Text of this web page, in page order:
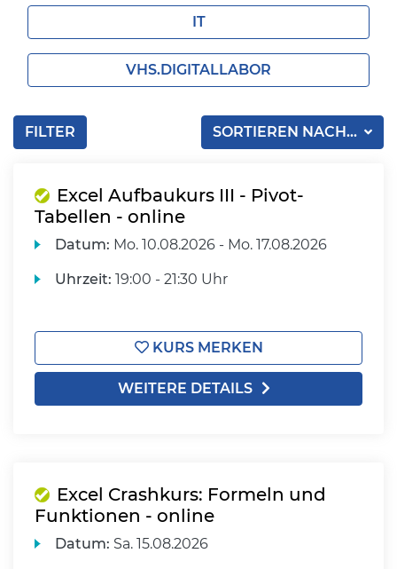
IT
VHS.DIGITALLABOR
SORTIEREN NACH...
FILTER
Excel Aufbaukurs III - Pivot-
Tabellen - online
Datum: Mo. 10.08.2026 - Mo. 17.08.2026
Uhrzeit: 19:00 - 21:30 Uhr
KURS MERKEN
WEITERE DETAILS
Excel Crashkurs: Formeln und
Funktionen - online
Datum: Sa. 15.08.2026